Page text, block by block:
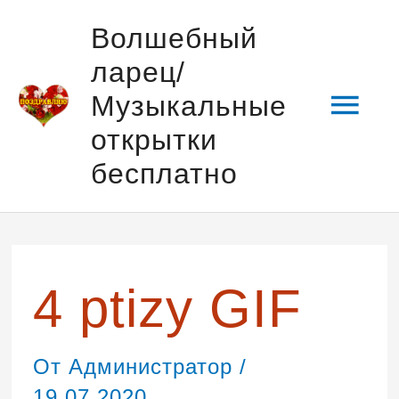
содержимому
Волшебный
ларец/
Музыкальные
открытки
бесплатно
4 ptizy GIF
От Администратор /